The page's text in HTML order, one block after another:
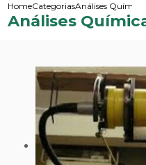
HomeCategoriasAnálises Químicas
Análises